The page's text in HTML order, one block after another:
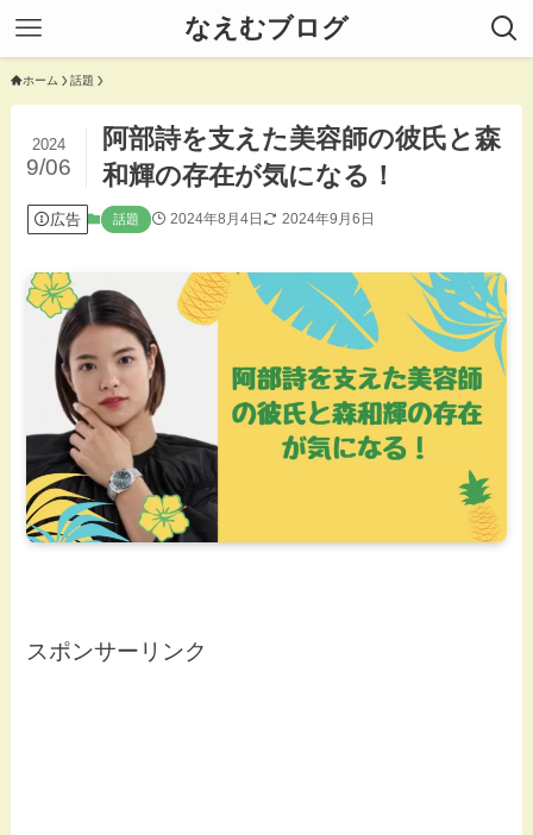
なえむブログ
ホーム 話題
阿部詩を支えた美容師の彼氏と森
和輝の存在が気になる！
2024
9/06
広告 話題 2024年8月4日 2024年9月6日
スポンサーリンク